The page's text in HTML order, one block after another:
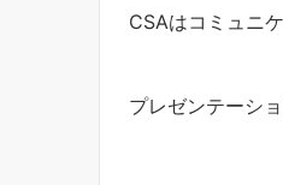
CSAはコミュニ
プレゼンテーシ